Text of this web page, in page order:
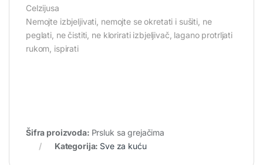
Celzijusa
Nemojte izbjeljivati, nemojte se okretati i sušiti, ne
peglati, ne čistiti, ne klorirati izbjeljivač, lagano protrljati
rukom, ispirati
Šifra proizvoda: Prsluk sa grejačima
Kategorija: Sve za kuću